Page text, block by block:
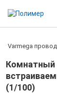
Varmega
Комнатный
(1/100)